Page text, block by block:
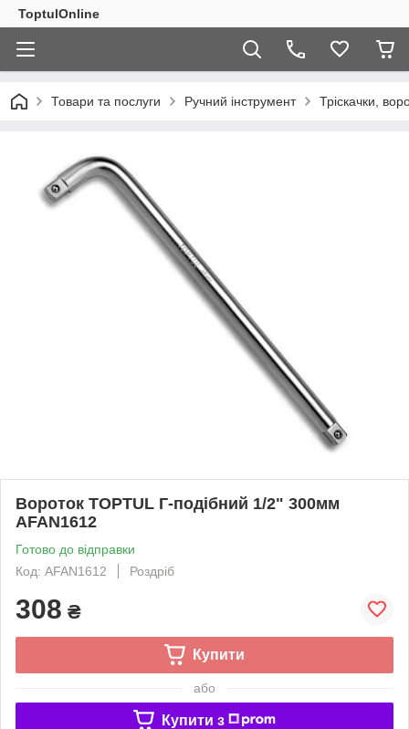
ToptulOnline
Товари та послуги Ручний інструмент Тріскачки,
Вороток TOPTUL Г-подібний 1/2" 300мм
AFAN1612
Готово до відправки
Код: AFAN1612
Роздріб
308 ₴
Купити
або
Купити з